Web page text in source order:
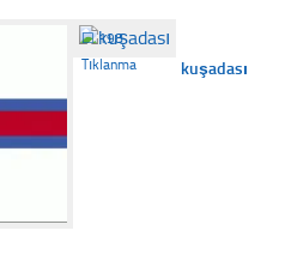
☐198
Tıklanma
kuşadası